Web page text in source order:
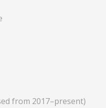
from 2017–present)